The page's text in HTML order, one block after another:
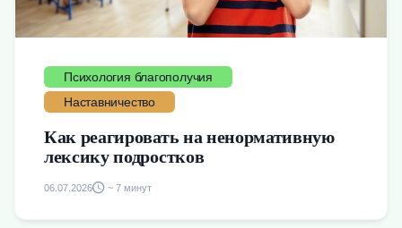
Психология благополучия
Наставничество
Как реагировать на ненормативную
лексику подростков
06.07.2026 ~ 7 минут